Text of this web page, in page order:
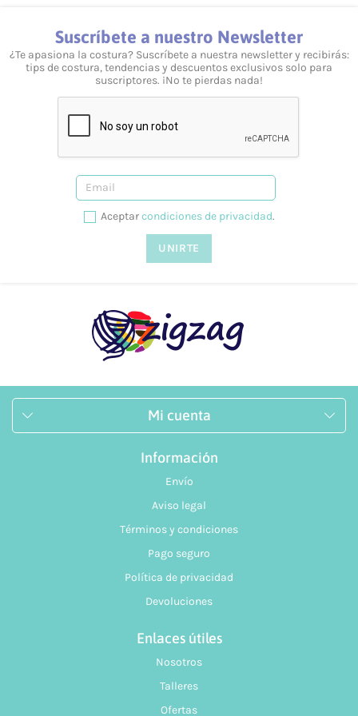
Suscríbete a nuestro Newsletter
¿Te apasiona la costura? Suscríbete a nuestra newsletter y recibirás:
tips de costura, tendencias y descuentos exclusivos solo para
suscriptores. ¡No te pierdas nada!
Aceptarcondiciones de privacidad.
Mi cuenta
Información
Envío
Aviso legal
Términos y condiciones
Pago seguro
Política de privacidad
Devoluciones
Enlaces útiles
Nosotros
Talleres
Ofertas